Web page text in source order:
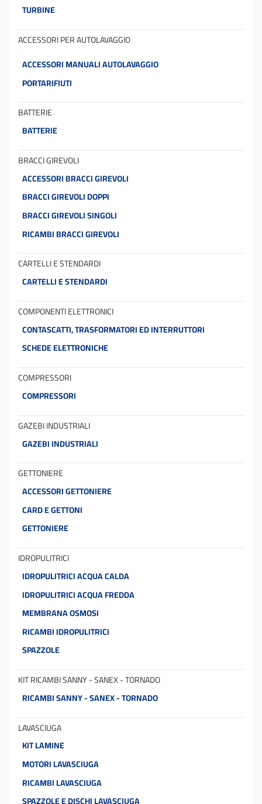
TURBINE
ACCESSORI PER AUTOLAVAGGIO
ACCESSORI MANUALI AUTOLAVAGGIO
PORTARIFIUTI
BATTERIE
BATTERIE
BRACCI GIREVOLI
ACCESSORI BRACCI GIREVOLI
BRACCI GIREVOLI DOPPI
BRACCI GIREVOLI SINGOLI
RICAMBI BRACCI GIREVOLI
CARTELLI E STENDARDI
CARTELLI E STENDARDI
COMPONENTI ELETTRONICI
CONTASCATTI, TRASFORMATORI ED INTERRUTTORI
SCHEDE ELETTRONICHE
COMPRESSORI
COMPRESSORI
GAZEBI INDUSTRIALI
GAZEBI INDUSTRIALI
GETTONIERE
ACCESSORI GETTONIERE
CARD E GETTONI
GETTONIERE
IDROPULITRICI
IDROPULITRICI ACQUA CALDA
IDROPULITRICI ACQUA FREDDA
MEMBRANA OSMOSI
RICAMBI IDROPULITRICI
SPAZZOLE
KIT RICAMBI SANNY - SANEX - TORNADO
RICAMBI SANNY - SANEX - TORNADO
LAVASCIUGA
KIT LAMINE
MOTORI LAVASCIUGA
RICAMBI LAVASCIUGA